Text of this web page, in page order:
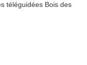
téléguidées Bois des